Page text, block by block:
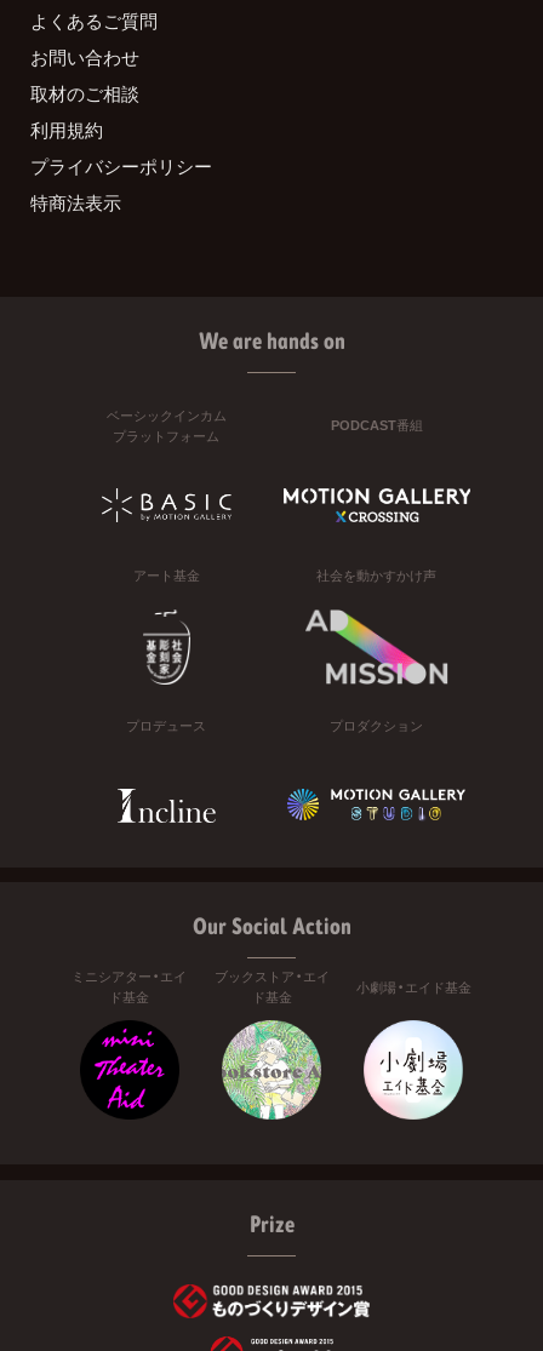
よくあるご質問
お問い合わせ
取材のご相談
利用規約
プライバシーポリシー
特商法表示
We are hands on
ベーシックインカム
プラットフォーム
PODCAST番組
アート基金 社会を動かすかけ声
プロデュース プロダクション
Our Social Action
ミニシアター・エイ
ド基金
ブックストア・エイ
ド基金
小劇場・エイド基金
Prize